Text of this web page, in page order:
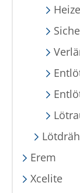
Erem
Xcelite